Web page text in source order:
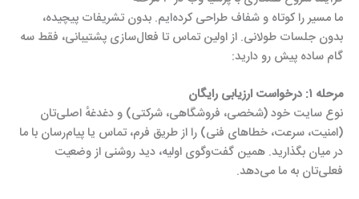
ما مسیر را کوتاه و شفاف طراحی کرده‌ایم. بدون تشریفات پیچیده،
بدون جلسات طولانی. از اولین تماس تا فعال‌سازی پشتیبانی، فقط سه
گام ساده پیش رو دارید:
مرحله ۱: درخواست ارزیابی رایگان
نوع سایت خود (شخصی، فروشگاهی، شرکتی) و دغدغهٔ اصلی‌تان
(امنیت، سرعت، خطاهای فنی) را از طریق فرم، تماس یا پیام‌رسان با ما
در میان بگذارید. همین گفت‌وگوی اولیه، دید روشنی از وضعیت
فعلی‌تان به ما می‌دهد.